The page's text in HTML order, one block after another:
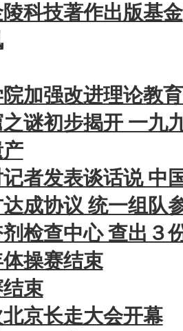
科技著作出版基金
加强改进理论教
谜初步揭开 一九
者发表谈话说 中
成协议 统一组队
检查中心 查出３
操赛结束
束
京长走大会开幕